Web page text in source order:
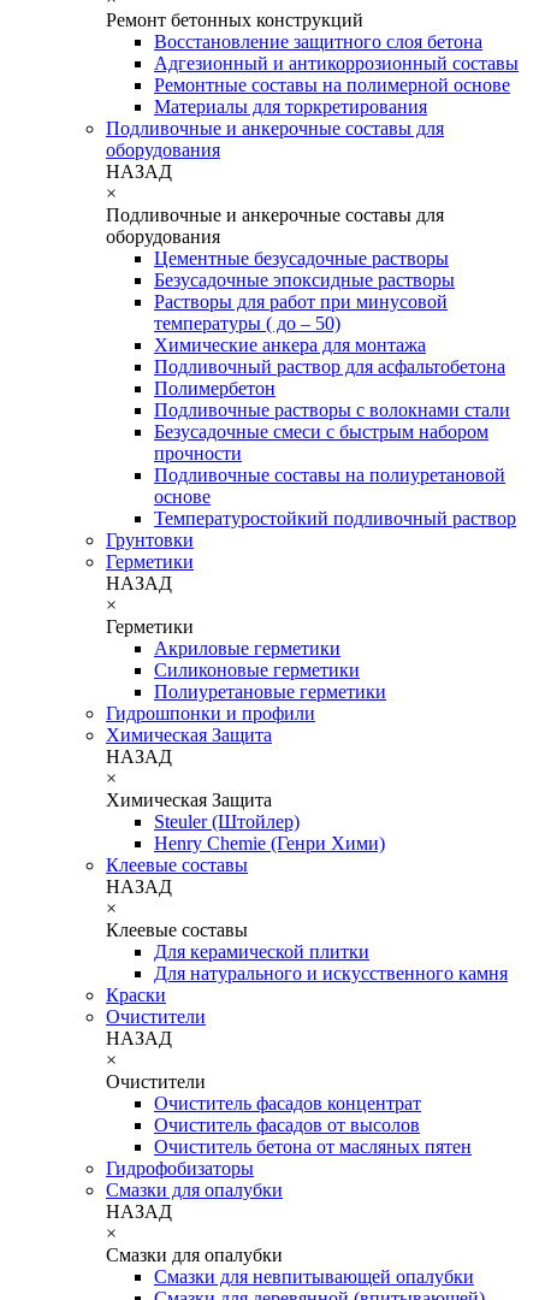
Ремонт бетонных конструкций
Восстановление защитного слоя бетона
Адгезионный и антикоррозионный составы
Ремонтные составы на полимерной основе
Материалы для торкретирования
Подливочные и анкерочные составы для
оборудования
НАЗАД
×
Подливочные и анкерочные составы для
оборудования
Цементные безусадочные растворы
Безусадочные эпоксидные растворы
Растворы для работ при минусовой
температуры ( до – 50)
Химические анкера для монтажа
Подливочный раствор для асфальтобетона
Полимербетон
Подливочные растворы с волокнами стали
Безусадочные смеси с быстрым набором
прочности
Подливочные составы на полиуретановой
основе
Температуростойкий подливочный раствор
Грунтовки
Герметики
НАЗАД
×
Герметики
Акриловые герметики
Силиконовые герметики
Полиуретановые герметики
Гидрошпонки и профили
Химическая Защита
НАЗАД
×
Химическая Защита
Steuler (Штойлер)
Henry Chemie (Генри Хими)
Клеевые составы
НАЗАД
×
Клеевые составы
Для керамической плитки
Для натурального и искусственного камня
Краски
Очистители
НАЗАД
×
Очистители
Очиститель фасадов концентрат
Очиститель фасадов от высолов
Очиститель бетона от масляных пятен
Гидрофобизаторы
Смазки для опалубки
НАЗАД
×
Смазки для опалубки
Смазки для невпитывающей опалубки